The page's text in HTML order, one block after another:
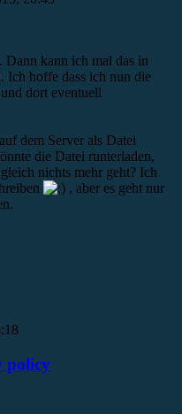
kann ich mal das in
Ich hoffe dass ich nun die
dort eventuell
dem Server als Datei
die Datei runterladen,
nichts mehr geht? Ich
, aber es geht nur
policy